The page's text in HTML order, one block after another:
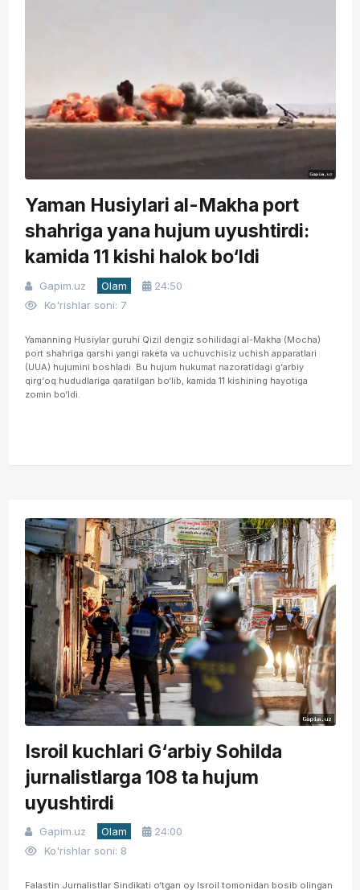
Yaman Husiylari al-Makha port
shahriga yana hujum uyushtirdi:
kamida 11 kishi halok bo‘ldi
Gapim.uz Olam
24:50
Ko'rishlar soni: 7
Yamanning Husiylar guruhi Qizil dengiz sohilidagi al-Makha (Mocha)
port shahriga qarshi yangi raketa va uchuvchisiz uchish apparatlari
(UUA) hujumini boshladi. Bu hujum hukumat nazoratidagi g‘arbiy
qirg‘oq hududlariga qaratilgan bo‘lib, kamida 11 kishining hayotiga
zomin bo‘ldi.
Isroil kuchlari G‘arbiy Sohilda
jurnalistlarga 108 ta hujum
uyushtirdi
Gapim.uz Olam
24:00
Ko'rishlar soni: 8
Falastin Jurnalistlar Sindikati o‘tgan oy Isroil tomonidan bosib olingan